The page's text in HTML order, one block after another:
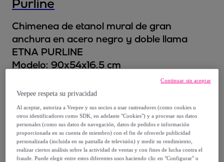
Purline
Chimenea de etanol mural de gran
anchura en acero negro y doble llama
ETNA PURLINE
Modelo: 90x54x16.5 cm
643,99 €
1354,00 €
-52%
Posible recogida de tu antiguo producto,ver condiciones
Veepee respeta su privacidad
Al aceptar, autoriza a Veepee y sus socios a usar rastreadores (como cookies u
otros identificadores como SDK, en adelante "Cookies") y a procesar sus datos
personales (como sus datos de navegación, datos de pedidos e información
proporcionada en su cuenta de miembro) con el fin de ofrecerle publicidad
personalizada (incluida en su pantalla de televisión) y medir su rendimiento,
realizar ciertos análisis sobre la actividad de ventas y con fines de lucha contra el
fraude. Puede elegir entre estos diferentes usos haciendo clic en "Configurar" o
Continuar sin aceptar